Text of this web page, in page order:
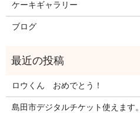
ケーキギャラリー
ブログ
ロウくん おめでとう！
島田市デジタルチケット使えます。